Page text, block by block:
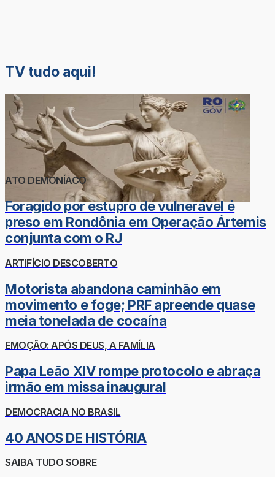
TV tudo aqui!
ATO DEMONÍACO
Foragido por estupro de vulnerável é
preso em Rondônia em Operação Ártemis
conjunta com o RJ
ARTIFÍCIO DESCOBERTO
Motorista abandona caminhão em
movimento e foge; PRF apreende quase
meia tonelada de cocaína
EMOÇÃO: APÓS DEUS, A FAMÍLIA
Papa Leão XIV rompe protocolo e abraça
irmão em missa inaugural
DEMOCRACIA NO BRASIL
40 ANOS DE HISTÓRIA
SAIBA TUDO SOBRE